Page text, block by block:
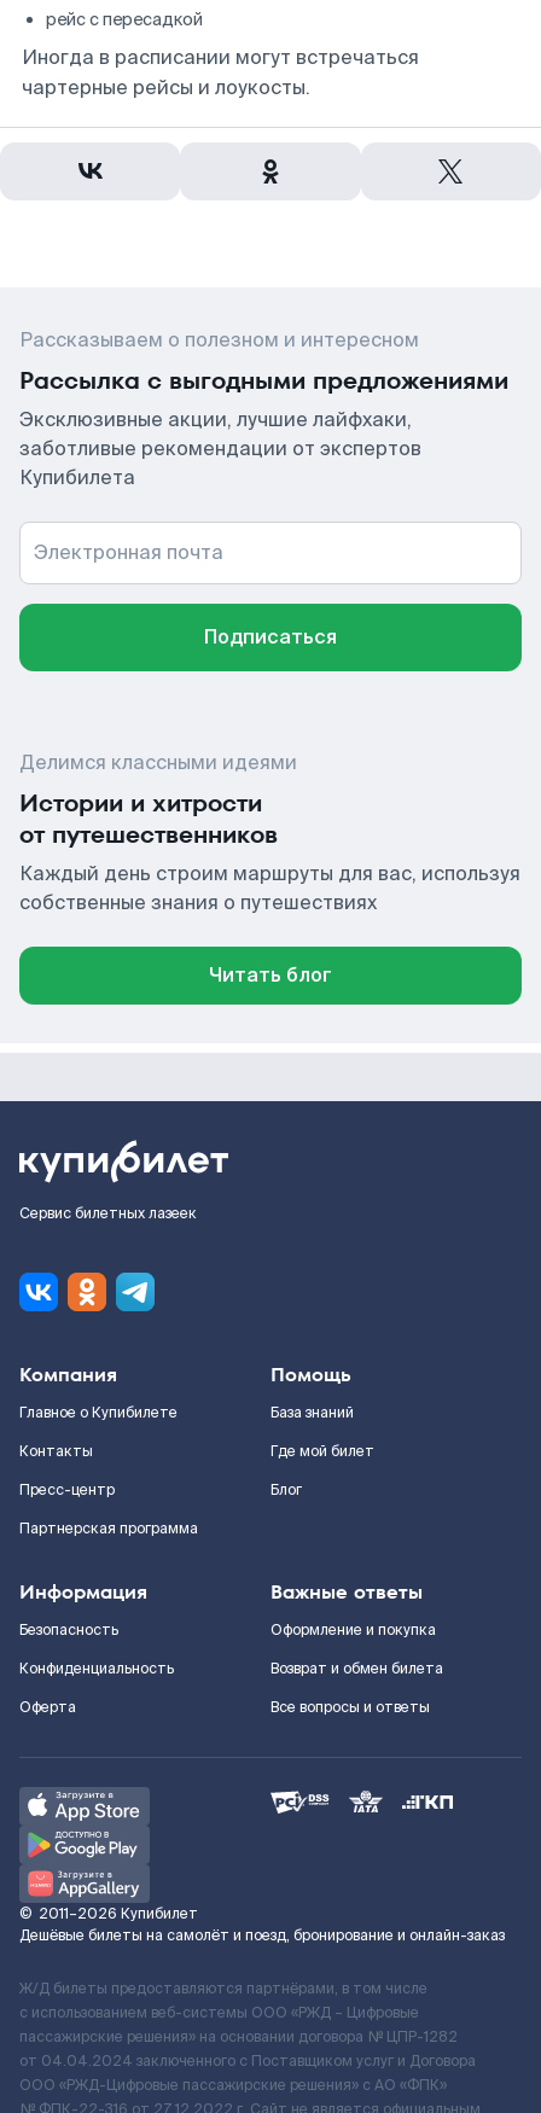
рейс с пересадкой
Иногда в расписании могут встречаться
чартерные рейсы и лоукосты.
Рассказываем о полезном и интересном
Рассылка с выгодными предложениями
Эксклюзивные акции, лучшие лайфхаки,
заботливые рекомендации от экспертов
Купибилета
Электронная почта
Подписаться
Делимся классными идеями
Истории и хитрости
от путешественников
Каждый день строим маршруты для вас, используя
собственные знания о путешествиях
Читать блог
Сервис билетных лазеек
Компания
Главное о Купибилете
Контакты
Пресс-центр
Партнерская программа
Помощь
База знаний
Где мой билет
Блог
Информация
Безопасность
Конфиденциальность
Оферта
Важные ответы
Оформление и покупка
Возврат и обмен билета
Все вопросы и ответы
© 2011–2026 Купибилет
Дешёвые билеты на самолёт и поезд, бронирование и онлайн-заказ
Ж/Д билеты предоставляются партнёрами, в том числе
с использованием веб-системы ООО «РЖД – Цифровые
пассажирские решения» на основании договора № ЦПР-1282
от 04.04.2024 заключенного с Поставщиком услуг и Договора
ООО «РЖД-Цифровые пассажирские решения» c АО «ФПК»